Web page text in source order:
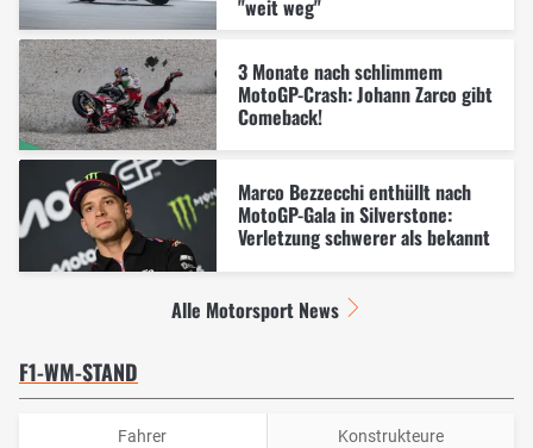
"weit weg"
3 Monate nach schlimmem
MotoGP-Crash: Johann Zarco gibt
Comeback!
Marco Bezzecchi enthüllt nach
MotoGP-Gala in Silverstone:
Verletzung schwerer als bekannt
Alle Motorsport News
F1-WM-STAND
Fahrer Konstrukteure